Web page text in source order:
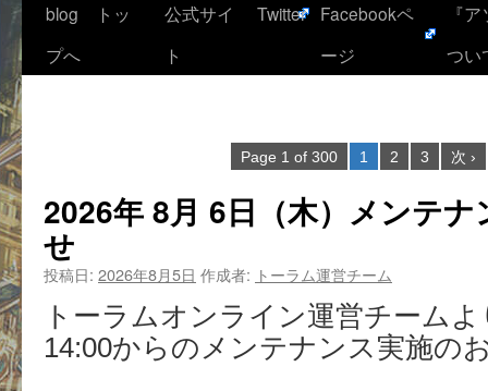
blog トッ
プへ
公式サイ
ト
Twitter
Facebookペ
ージ
『
つい
Page 1 of 300 1 2 3 次 ›
2026年 8月 6日（木）メンテ
せ
投稿日: 2026年8月5日 作成者: トーラム運営チーム
トーラムオンライン運営チーム
14:00からのメンテナンス実施の